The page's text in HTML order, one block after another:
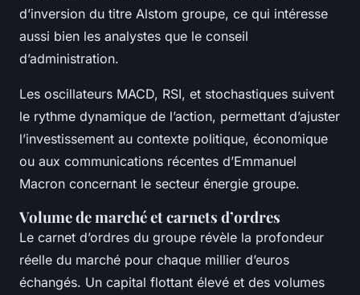
d’inversion du titre Alstom groupe, ce qui intéresse
aussi bien les analystes que le conseil
d’administration.
Les oscillateurs MACD, RSI, et stochastiques suivent
le rythme dynamique de l’action, permettant d’ajuster
l’investissement au contexte politique, économique
ou aux communications récentes d’Emmanuel
Macron concernant le secteur énergie groupe.
Volume de marché et carnets d’ordres
Le carnet d’ordres du groupe révèle la profondeur
réelle du marché pour chaque millier d’euros
échangés. Un capital flottant élevé et des volumes